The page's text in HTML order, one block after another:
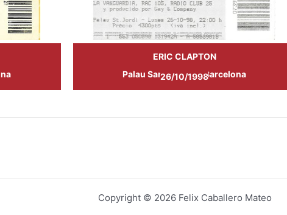
ERIC CLAPTON
Palau Sant Jordi de Barcelona
26/10/1998
Copyright © 2026 Felix Caballero Mateo